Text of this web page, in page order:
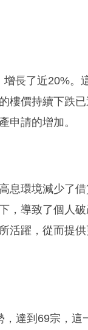
長了近20%。
樓價持續下跌
申請的增加。
息環境減少了
，導致了個人
活躍，從而提供
達到69宗，這